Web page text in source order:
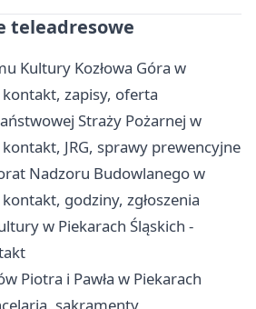
teleadresowe
Kultury Kozłowa Góra w
kontakt, zapisy, oferta
Straży Pożarnej w
JRG, sprawy prewencyjne
Nadzoru Budowlanego w
godziny, zgłoszenia
w Piekarach Śląskich -
Piotra i Pawła w Piekarach